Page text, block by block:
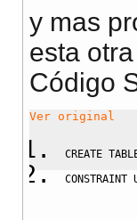
y mas
esta
Código
Ver original
CREATE
CONSTRAINT